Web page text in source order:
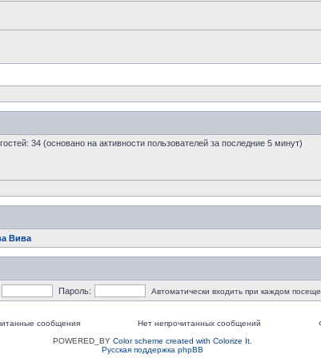
34 (основано на активности пользователей за последние 5 минут)
Вива
Пароль: Автоматически входить при каждом
сообщения Нет непрочитанных сообщений
POWERED_BY Color scheme created with Colorize It.
Русская поддержка phpBB